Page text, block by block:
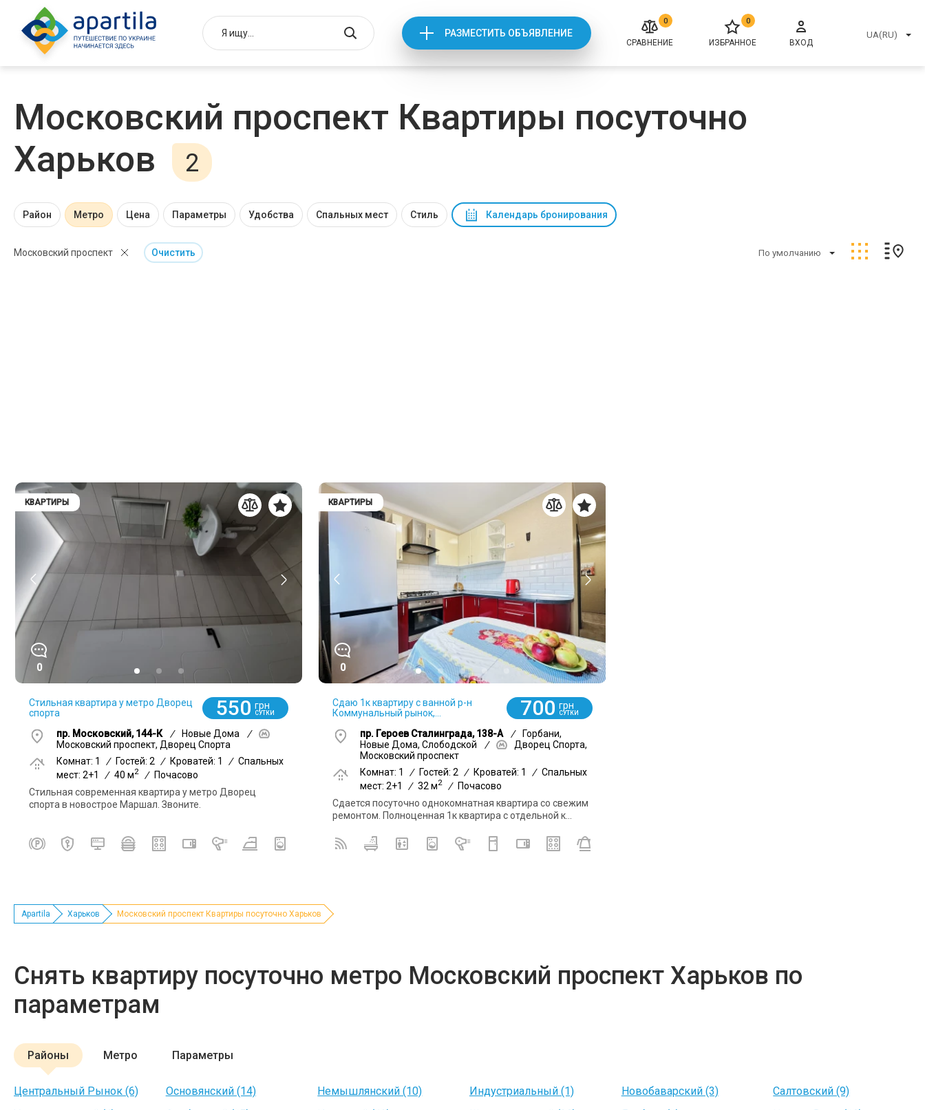
РАЗМЕСТИТЬ ОБЪЯВЛЕНИЕ
0
СРАВНЕНИЕ
0
ИЗБРАННОЕ ВХОД
UA(RU)
Московский проспект Квартиры посуточно
Харьков
2
Район Метро Цена Параметры Удобства Спальных мест Стиль Календарь бронирования
Московский проспект Очистить По умолчанию
КВАРТИРЫ
0
Стильная квартира у метро Дворец
спорта
550 грн
СУТКИ
пр. Московский, 144-К / Новые Дома
/
Московский проспект, Дворец Спорта
Комнат: 1
/ Гостей: 2 / Кроватей: 1 / Спальных
мест: 2+1
/ 40 м2 /
Почасово
Стильная современная квартира у метро Дворец
спорта в новострое Маршал. Звоните.
КВАРТИРЫ
0
Сдаю 1к квартиру с ванной р-н
Коммунальный рынок,...
700 грн
СУТКИ
пр. Героев Сталинграда, 138-А /
Горбани,
Новые Дома, Слободской
/
Дворец Спорта,
Московский проспект
Комнат: 1
/ Гостей: 2 / Кроватей: 1 / Спальных
мест: 2+1
/ 32 м2 /
Почасово
Сдается посуточно однокомнатная квартира со свежим
ремонтом. Полноценная 1к квартира с отдельной к...
Apartila Харьков Московский проспект Квартиры посуточно Харьков
Снять квартиру посуточно метро Московский проспект Харьков по
параметрам
Районы Метро Параметры
Центральный Рынок (6) Основянский (14) Немышлянский (10) Индустриальный (1) Новобаварский (3)
Салтовский (9)